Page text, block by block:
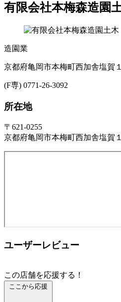
有限会社本梅森造園
造園業
京都府亀岡市本梅町西加舎塩賀
(F専) 0771-26-3092
所在地
〒621-0255
京都府亀岡市本梅町西加舎塩賀
ユーザーレビュー
この店舗を応援する！
ここから応援